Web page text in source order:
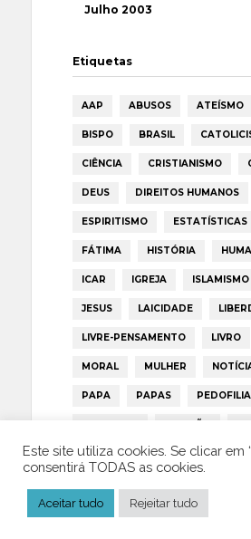
Julho 2003
Etiquetas
AAP ABUSOS ATEÍSMO
BISPO BRASIL
CIÊNCIA CRISTIANISMO
DEUS DIREITOS HUMANOS
ESPIRITISMO ESTATÍSTICAS
FÁTIMA HISTÓRIA
ICAR IGREJA ISLAMISMO
JESUS LAICIDADE
LIVRE-PENSAMENTO LIVRO
MORAL MULHER
PAPA PAPAS PEDOFILIA
PORTUGAL RELIGIÃO
TRUMP VATICANO
Este site utiliza cookies. Se clicar em
consentirá TODAS as cookies.
Aceitar tudo Rejeitar tudo